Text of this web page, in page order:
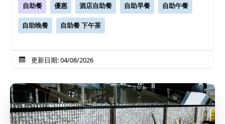
自助餐
優惠 酒店自助餐 自助早餐 自助午餐
自助晚餐 自助餐 下午茶
更新日期: 04/08/2026